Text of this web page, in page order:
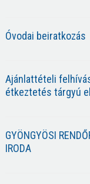
Óvodai beiratkozás
Ajánlattételi
étkeztetés tárgyú
GYÖNGYÖSI
IRODA